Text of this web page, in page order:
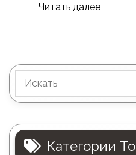
Читать далее
Категории